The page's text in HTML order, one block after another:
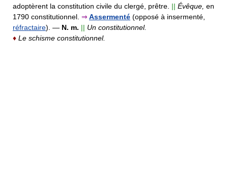
adoptèrent la constitution civile du clergé, prêtre. || Évêque, en
1790 constitutionnel. ⇒ Assermenté (opposé à insermenté,
réfractaire). — N. m. || Un constitutionnel.
♦ Le schisme constitutionnel.